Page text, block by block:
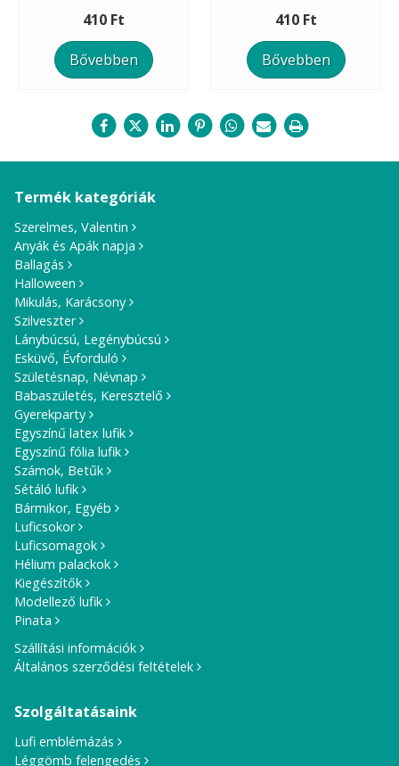
410 Ft
Bővebben
410 Ft
Bővebben
Termék kategóriák
Szerelmes, Valentin
Anyák és Apák napja
Ballagás
Halloween
Mikulás, Karácsony
Szilveszter
Lánybúcsú, Legénybúcsú
Esküvő, Évforduló
Születésnap, Névnap
Babaszületés, Keresztelő
Gyerekparty
Egyszínű latex lufik
Egyszínű fólia lufik
Számok, Betűk
Sétáló lufik
Bármikor, Egyéb
Luficsokor
Luficsomagok
Hélium palackok
Kiegészítők
Modellező lufik
Pinata
Szállítási információk
Általános szerződési feltételek
Szolgáltatásaink
Lufi emblémázás
Léggömb felengedés